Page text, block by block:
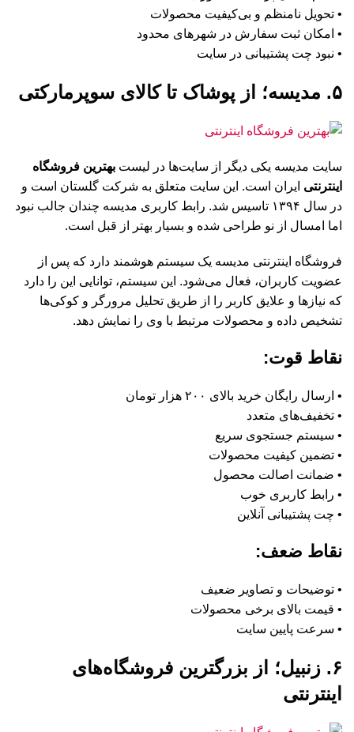
• تحویل نامنظم و بی‌کیفیت محصولات
• امکان ثبت سفارش در شهر‌های محدود
• نبود چت پشتیبانی در سایت
۵. مدیسه؛ از پوشاک تا کالای سوپرمارکتی
سایت مدیسه یکی دیگر از سایت‌ها در لیست بهترین فروشگاه
اینترنتی ایران است. این سایت متعلق به شرکت گلستان است و
در سال ۱۳۹۴ تاسیس شد. رابط کاربری مدیسه چندان جالب نبود
اما امسال از نو طراحی شده و بسیار بهتر از قبل است.
فروشگاه اینترنتی مدیسه یک سیستم هوشمند دارد که پس از
عضویت کاربران، فعال می‌شود. این سیستم، توانایی این را دارد
که نیاز‌ها و علایق کاربر را از طریق تحلیل مرورگر و کوکی‌ها
تشخیص داده و محصولات مرتبط با وی را نمایش دهد.
نقاط قوت:
• ارسال رایگان خرید بالای ۲۰۰ هزار تومان
• تخفیف‌های متعدد
• سیستم جستجوی سریع
• تضمین کیفیت محصولات
• ضمانت اصالت محصول
• رابط کاربری خوب
• چت پشتیبانی آنلاین
نقاط ضعف:
• توضیحات و تصاویر ضعیف
• قیمت بالای برخی محصولات
• سرعت پایین سایت
۶. زنبیل؛ از بزرگترین فروشگاه‌های
اینترنتی